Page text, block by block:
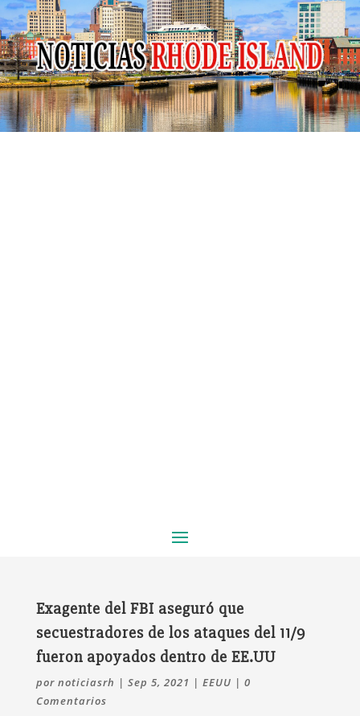
Exagente del FBI aseguró que
secuestradores de los ataques del 11/9
fueron apoyados dentro de EE.UU
por noticiasrh | Sep 5, 2021 | EEUU | 0
Comentarios